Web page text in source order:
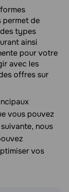
permet de
types
ainsi
pour votre
avec les
offres sur
vous pouvez
nous
vos